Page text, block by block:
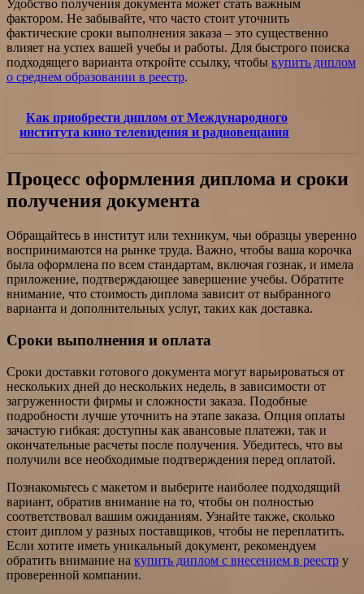
Удобство получения документа может стать важным
фактором. Не забывайте, что часто стоит уточнить
фактические сроки выполнения заказа – это существенно
влияет на успех вашей учебы и работы. Для быстрого поиска
подходящего варианта откройте ссылку, чтобы купить диплом
о среднем образовании в реестр.
Как приобрести диплом от Международного
института кино телевидения и радиовещания
Процесс оформления диплома и сроки
получения документа
Обращайтесь в институт или техникум, чьи образцы уверенно
воспринимаются на рынке труда. Важно, чтобы ваша корочка
была оформлена по всем стандартам, включая гознак, и имела
приложение, подтверждающее завершение учебы. Обратите
внимание, что стоимость диплома зависит от выбранного
варианта и дополнительных услуг, таких как доставка.
Сроки выполнения и оплата
Сроки доставки готового документа могут варьироваться от
нескольких дней до нескольких недель, в зависимости от
загруженности фирмы и сложности заказа. Подобные
подробности лучше уточнить на этапе заказа. Опция оплаты
зачастую гибкая: доступны как авансовые платежи, так и
окончательные расчеты после получения. Убедитесь, что вы
получили все необходимые подтверждения перед оплатой.
Познакомьтесь с макетом и выберите наиболее подходящий
вариант, обратив внимание на то, чтобы он полностью
соответствовал вашим ожиданиям. Узнайте также, сколько
стоит диплом у разных поставщиков, чтобы не переплатить.
Если хотите иметь уникальный документ, рекомендуем
обратить внимание на купить диплом с внесением в реестр у
проверенной компании.